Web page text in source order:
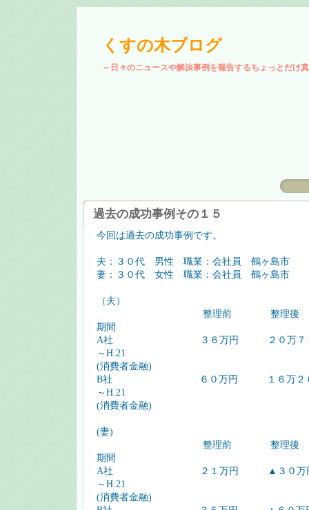
くすの木ブログ
～日々のニュースや解決事例を報告するちょっとだけ
過去の成功事例その１５
今回は過去の成功事例です。
夫：３０代 男性 職業：会社員 鶴ヶ島市
妻：３０代 女性 職業：会社員 鶴ヶ島市
（夫）
整理前 整理
期間
A社 ３６万円 ２０万７２
～H.21
(消費者金融)
B社 ６０万円 １６万２０
～H.21
(消費者金融)
(妻)
整理前 整理
期間
A社 ２１万円 ▲３０
～H.21
(消費者金融)